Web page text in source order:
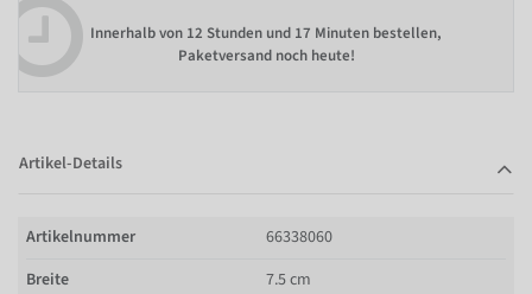
Innerhalb von 12 Stunden und 17 Minuten bestellen,
Paketversand noch heute!
Artikel-Details
Artikelnummer
66338060
Breite
7.5 cm